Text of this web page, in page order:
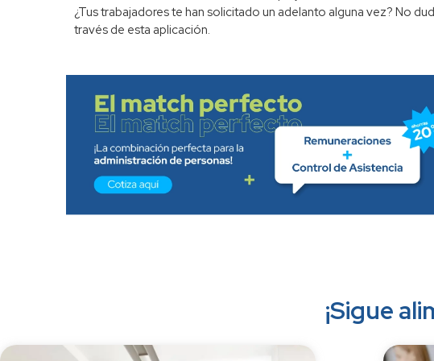
¿Tus trabajadores te han solicitado un adelanto alguna vez? No
través de esta aplicación.
¡Sigue